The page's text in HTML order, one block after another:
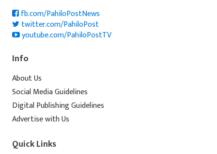
fb.com/PahiloPostNews
twitter.com/PahiloPost
youtube.com/PahiloPostTV
Info
About Us
Social Media Guidelines
Digital Publishing Guidelines
Advertise with Us
Quick Links